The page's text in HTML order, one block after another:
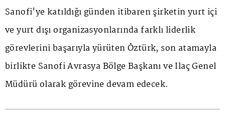
Sanofi'ye katıldığı günden itibaren şirketin yurt içi
ve yurt dışı organizasyonlarında farklı liderlik
görevlerini başarıyla yürüten Öztürk, son atamayla
birlikte Sanofi Avrasya Bölge Başkanı ve İlaç Genel
Müdürü olarak görevine devam edecek.